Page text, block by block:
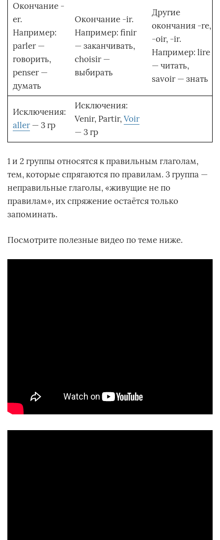
Окончание -
er.
Например:
parler —
говорить,
penser —
думать
Окончание -ir.
Например: finir
— заканчивать,
choisir —
выбирать
Другие
окончания -re,
-oir, -ir.
Например: lire
— читать,
savoir — знать
Исключения:
aller — 3 гр
Исключения:
Venir, Partir,Voir
— 3 гр
1 и 2 группы относятся к правильным глаголам,
тем, которые спрягаются по правилам. 3 группа —
неправильные глаголы, «живущие не по
правилам», их спряжение остаётся только
запоминать.
Посмотрите полезные видео по теме ниже.